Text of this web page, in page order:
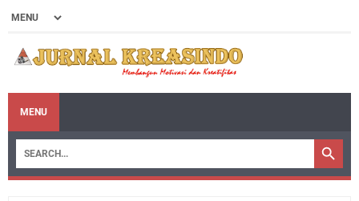
MENU